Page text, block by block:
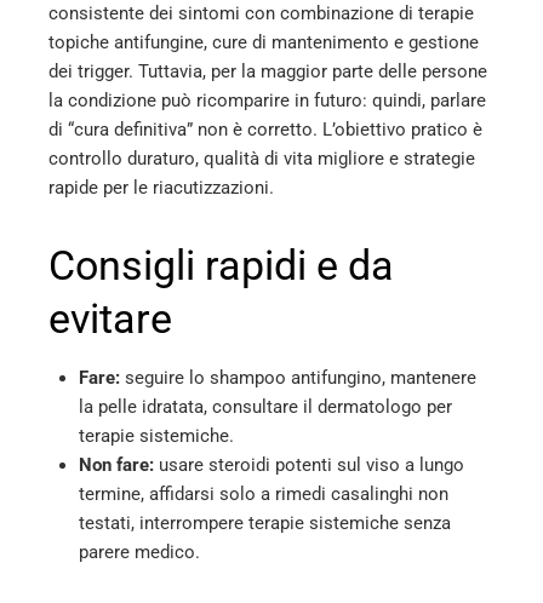
consistente dei sintomi con combinazione di terapie
topiche antifungine, cure di mantenimento e gestione
dei trigger. Tuttavia, per la maggior parte delle persone
la condizione può ricomparire in futuro: quindi, parlare
di “cura definitiva” non è corretto. L’obiettivo pratico è
controllo duraturo, qualità di vita migliore e strategie
rapide per le riacutizzazioni.
Consigli rapidi e da
evitare
Fare: seguire lo shampoo antifungino, mantenere
la pelle idratata, consultare il dermatologo per
terapie sistemiche.
Non fare: usare steroidi potenti sul viso a lungo
termine, affidarsi solo a rimedi casalinghi non
testati, interrompere terapie sistemiche senza
parere medico.